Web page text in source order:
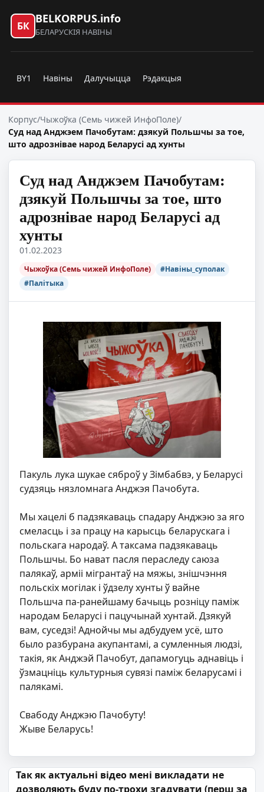
БК
BELKORPUS.info
БЕЛАРУСКІЯ НАВІНЫ
BY1 Навіны Далучыцца Рэдакцыя
Корпус/Чыжоўка (Семь чижей ИнфоПоле)/
Суд над Анджэем Пачобутам: дзякуй Польшчы за тое,
што адрознівае народ Беларусі ад хунты
Суд над Анджэем Пачобутам:
дзякуй Польшчы за тое, што
адрознівае народ Беларусі ад
хунты
01.02.2023
Чыжоўка (Семь чижей ИнфоПоле)
#Навіны_суполак
#Палітыка
Пакуль лука шукае сяброў у Зімбабвэ, у Беларусі
судзяць нязломнага Анджэя Пачобута.
Мы хацелі б падзякаваць спадару Анджэю за яго
смеласць і за працу на карысць беларускага і
польскага народаў. А таксама падзякаваць
Польшчы. Бо нават пасля пераследу саюза
палякаў, арміі мігрантаў на мяжы, знішчэння
польскіх могілак і ўдзелу хунты ў вайне
Польшча па-ранейшаму бачыць розніцу паміж
народам Беларусі і пацучынай хунтай. Дзякуй
вам, суседзі! Аднойчы мы адбудуем усё, што
было разбурана акупантамі, а сумленныя людзі,
такія, як Анджэй Пачобут, дапамогуць аднавіць і
ўзмацніць культурныя сувязі паміж беларусамі і
палякамі.
Свабоду Анджэю Пачобуту!
Жыве Беларусь!
Навігацыя па запісах
Так як актуальні відео мені викладати не
дозволяють буду по-трохи згадувати (перш за